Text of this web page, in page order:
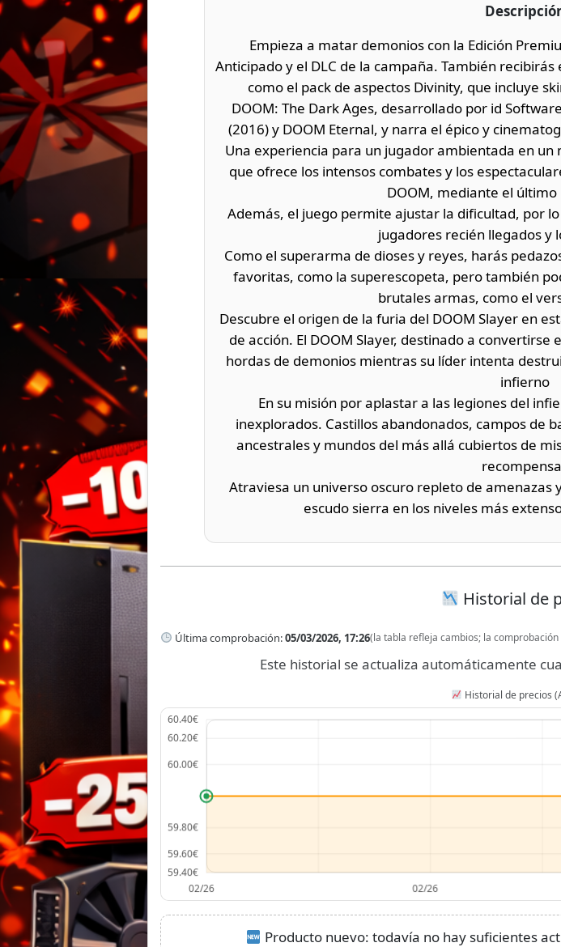
Empieza a matar demonios con la Edición
Anticipado y el DLC de la campaña. También
como el pack de aspectos Divinity, que incluye
DOOM: The Dark Ages, desarrollado por id
(2016) y DOOM Eternal, y narra el épico y
Una experiencia para un jugador ambientada en
que ofrece los intensos combates y los
DOOM, mediante el
Además, el juego permite ajustar la dificultad, por
jugadores recién llegados y
Como el superarma de dioses y reyes, harás
favoritas, como la superescopeta, pero también
brutales armas, como el
Descubre el origen de la furia del DOOM Slayer en
de acción. El DOOM Slayer, destinado a
hordas de demonios mientras su líder intenta
infierno
En su misión por aplastar a las legiones del
inexplorados. Castillos abandonados, campos de
ancestrales y mundos del más allá cubiertos de
Atraviesa un universo oscuro repleto de amenazas
escudo sierra en los niveles más
Historial de
Última comprobación:05/03/2026, 17:26(la tabla refleja cambios; la
Este historial se actualiza automáticamente
Historial de precios
Producto nuevo: todavía no hay suficientes